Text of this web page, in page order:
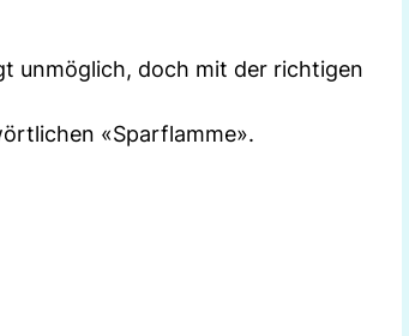
unmöglich, doch mit der richtigen
«Sparflamme».